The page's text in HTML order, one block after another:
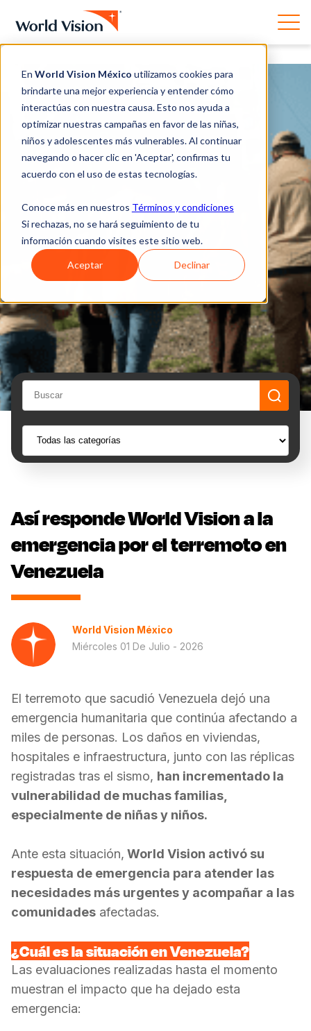
En World Vision México utilizamos cookies para
brindarte una mejor experiencia y entender cómo
interactúas con nuestra causa. Esto nos ayuda a
optimizar nuestras campañas en favor de las niñas,
niños y adolescentes más vulnerables. Al continuar
navegando o hacer clic en 'Aceptar', confirmas tu
acuerdo con el uso de estas tecnologías.
Conoce más en nuestros Términos y condiciones
Si rechazas, no se hará seguimiento de tu
información cuando visites este sitio web.
Aceptar Declinar
Así responde World Vision a la
emergencia por el terremoto en
Venezuela
World Vision México
Miércoles 01 De Julio - 2026
El terremoto que sacudió Venezuela dejó una
emergencia humanitaria que continúa afectando a
miles de personas. Los daños en viviendas,
hospitales e infraestructura, junto con las réplicas
registradas tras el sismo, han incrementado la
vulnerabilidad de muchas familias,
especialmente de niñas y niños.
Ante esta situación, World Vision activó su
respuesta de emergencia para atender las
necesidades más urgentes y acompañar a las
comunidades afectadas.
¿Cuál es la situación en Venezuela?
Las evaluaciones realizadas hasta el momento
muestran el impacto que ha dejado esta
emergencia: